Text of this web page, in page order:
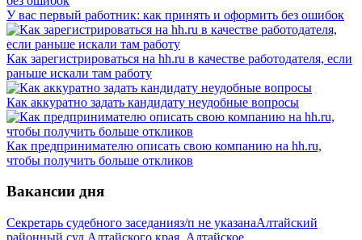
У вас первый работник: как принять и оформить без ошибок
Как зарегистрироваться на hh.ru в качестве работодателя, если
раньше искали там работу
Как аккуратно задать кандидату неудобные вопросы
Как предпринимателю описать свою компанию на hh.ru,
чтобы получить больше откликов
Вакансии дня
Секретарь судебного заседанияз/п не указанаАлтайский